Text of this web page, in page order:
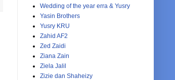
Wedding of the year erra & Yusry
Yasin Brothers
Yusry KRU
Zahid AF2
Zed Zaidi
Ziana Zain
Ziela Jalil
Zizie dan Shaheizy